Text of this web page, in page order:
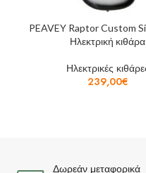
PEAVEY Raptor Custom
Ηλεκτρική κιθάρα
Ηλεκτρικές
239,00€
Δωρεάν μεταφορικά